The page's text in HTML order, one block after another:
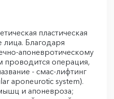
пластическая
Благодаря
апоневротическому
проводится операция,
- смас-лифтинг
aponeurotic system).
и апоневроза;